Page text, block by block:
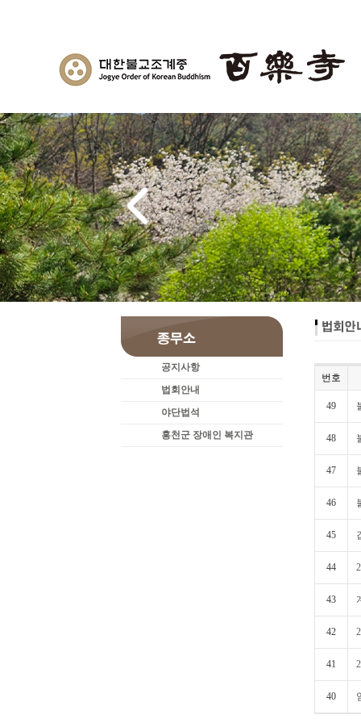
공지사항
법회안내
야단법석
홍천군 장애인 복지관
번호
49
48
47
46
45
44
43
42
41
40